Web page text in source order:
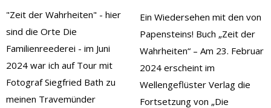
"Zeit der Wahrheiten" - hier
sind die Orte Die
Familienreederei - im Juni
2024 war ich auf Tour mit
Fotograf Siegfried Bath zu
meinen Travemünder
Ein Wiedersehen mit den von
Papensteins! Buch „Zeit der
Wahrheiten“ – Am 23. Februar
2024 erscheint im
Wellengeflüster Verlag die
Fortsetzung von „Die